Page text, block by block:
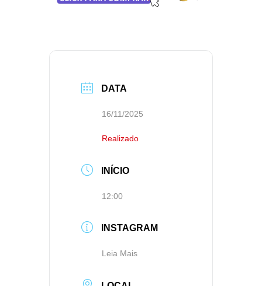
DATA
16/11/2025
Realizado
INÍCIO
12:00
INSTAGRAM
Leia Mais